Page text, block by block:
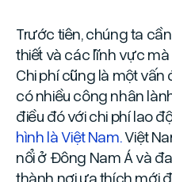
Trước tiên, chúng ta
thiết và các lĩnh vực
Chi phí cũng là một vấn
có nhiều công nhân
điều đó với chi phí lao
hình là Việt Nam.Việt
nổi ở Đông Nam Á và
thành nơi ưa thích mới